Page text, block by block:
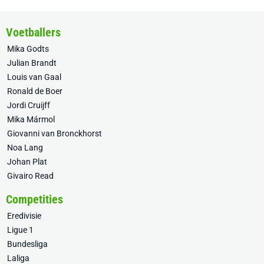
Voetballers
Mika Godts
Julian Brandt
Louis van Gaal
Ronald de Boer
Jordi Cruijff
Mika Mármol
Giovanni van Bronckhorst
Noa Lang
Johan Plat
Givairo Read
Competities
Eredivisie
Ligue 1
Bundesliga
Laliga